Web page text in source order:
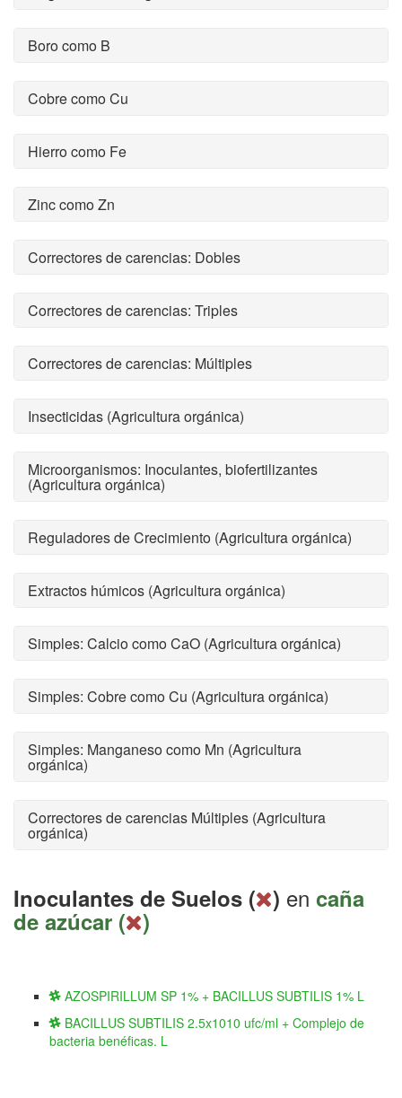
Boro como B
Cobre como Cu
Hierro como Fe
Zinc como Zn
Correctores de carencias: Dobles
Correctores de carencias: Triples
Correctores de carencias: Múltiples
Insecticidas (Agricultura orgánica)
Microorganismos: Inoculantes, biofertilizantes
(Agricultura orgánica)
Reguladores de Crecimiento (Agricultura orgánica)
Extractos húmicos (Agricultura orgánica)
Simples: Calcio como CaO (Agricultura orgánica)
Simples: Cobre como Cu (Agricultura orgánica)
Simples: Manganeso como Mn (Agricultura
orgánica)
Correctores de carencias Múltiples (Agricultura
orgánica)
Inoculantes de Suelos ( ) en caña
de azúcar ( )
AZOSPIRILLUM SP 1% + BACILLUS SUBTILIS 1% L
BACILLUS SUBTILIS 2.5x1010 ufc/ml + Complejo de
bacteria benéficas. L